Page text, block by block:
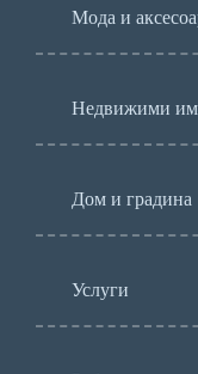
Мода и
Недвижими
Дом и градина
Услуги